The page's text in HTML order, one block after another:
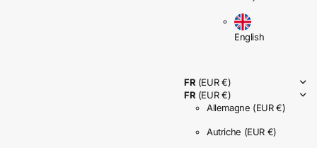
English
FR (EUR €)
FR (EUR €)
Allemagne (EUR €)
Autriche (EUR €)